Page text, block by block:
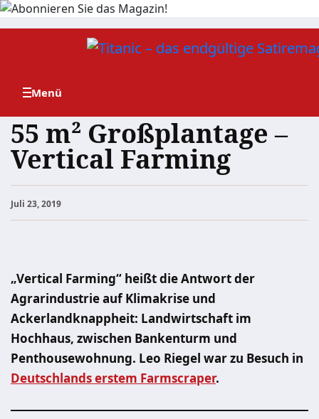
Zum
55 m² Großplantage –
Vertical Farming
Juli 23, 2019
„Vertical Farming“ heißt die Antwort der
Agrarindustrie auf Klimakrise und
Ackerlandknappheit: Landwirtschaft im
Hochhaus, zwischen Bankenturm und
Penthousewohnung. Leo Riegel war zu Besuch in
Deutschlands erstem Farmscraper.